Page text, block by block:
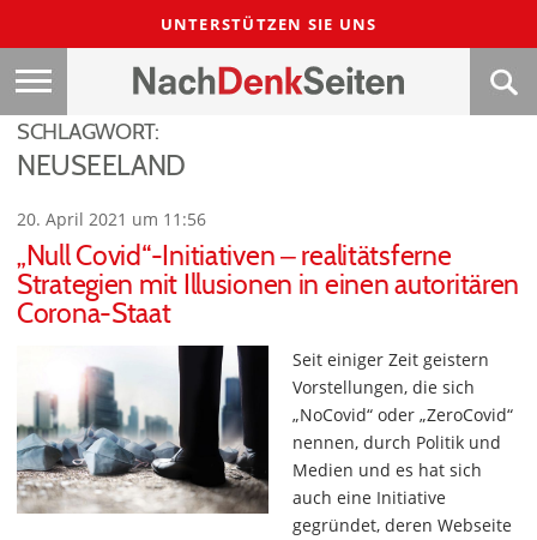
UNTERSTÜTZEN SIE UNS
SCHLAGWORT:
NEUSEELAND
20. April 2021 um 11:56
„Null Covid“-Initiativen ‒ realitätsferne
Strategien mit Illusionen in einen autoritären
Corona-Staat
Seit einiger Zeit geistern
Vorstellungen, die sich
„NoCovid“ oder „ZeroCovid“
nennen, durch Politik und
Medien und es hat sich
auch eine Initiative
gegründet, deren Webseite